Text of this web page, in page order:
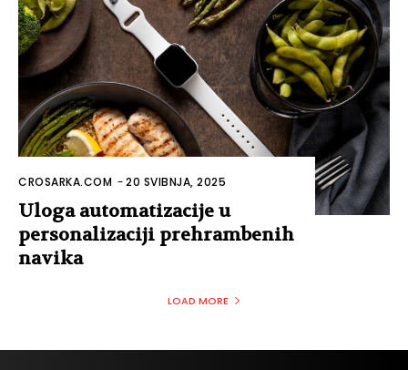
CROSARKA.COM -20 SVIBNJA, 2025
Uloga automatizacije u
personalizaciji prehrambenih
navika
LOAD MORE